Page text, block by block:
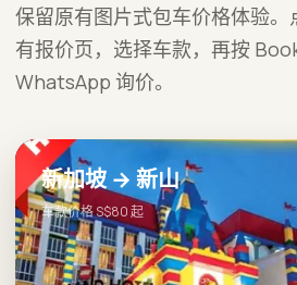
保留原有图片式包车价格体验
有报价页，选择车款，再按
WhatsApp 询价。
新加坡 → 新山
车款价格 S$80 起